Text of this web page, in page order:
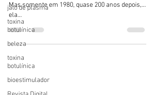
jato de plasma
toxina
botulínica
beleza
toxina
botulínica
bioestimulador
Mas somente em 1980, quase 200 anos depois,
ela...